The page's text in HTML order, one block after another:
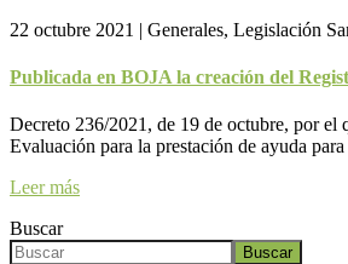
22 octubre 2021 | Generales, Legislación
Publicada en BOJA la creación del
Decreto 236/2021, de 19 de octubre, por el
Evaluación para la prestación de ayuda
Leer más
Buscar
Buscar